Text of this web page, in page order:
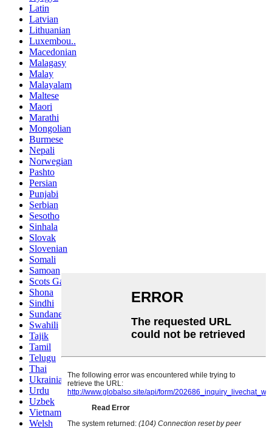
Latin
Latvian
Lithuanian
Luxembou..
Macedonian
Malagasy
Malay
Malayalam
Maltese
Maori
Marathi
Mongolian
Burmese
Nepali
Norwegian
Pashto
Persian
Punjabi
Serbian
Sesotho
Sinhala
Slovak
Slovenian
Somali
Samoan
Scots Gaelic
Shona
Sindhi
Sundanese
Swahili
Tajik
Tamil
Telugu
Thai
Ukrainian
Urdu
Uzbek
Vietnamese
Welsh